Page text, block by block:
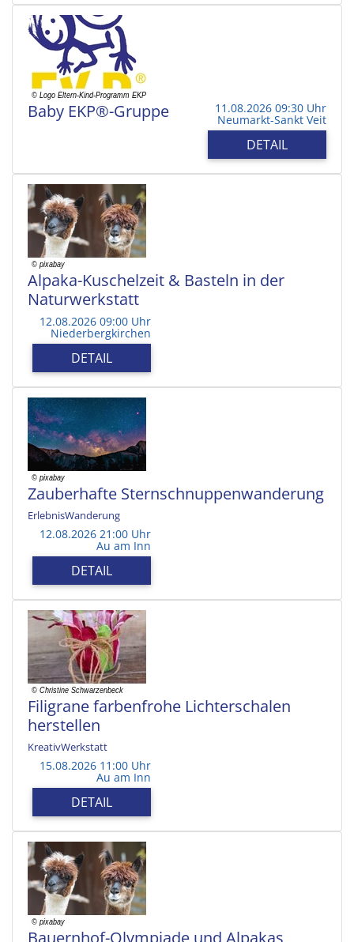
Baby EKP®-Gruppe 11.08.2026 09:30 Uhr
Neumarkt-Sankt Veit
DETAIL
Alpaka-Kuschelzeit & Basteln in der
Naturwerkstatt
12.08.2026 09:00 Uhr
Niederbergkirchen
DETAIL
Zauberhafte Sternschnuppenwanderung
ErlebnisWanderung
12.08.2026 21:00 Uhr
Au am Inn
DETAIL
Filigrane farbenfrohe Lichterschalen
herstellen
KreativWerkstatt
15.08.2026 11:00 Uhr
Au am Inn
DETAIL
Bauernhof-Olympiade und Alpakas